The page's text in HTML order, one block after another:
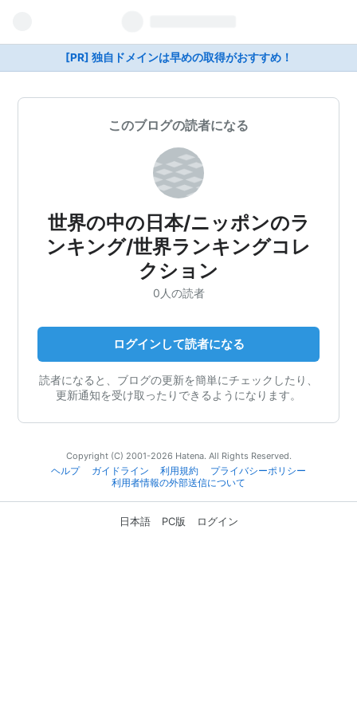
[PR] 独自ドメインは早めの取得がおすすめ！
このブログの読者になる
世界の中の日本/ニッポンのラ
ンキング/世界ランキングコレ
クション
0人の読者
ログインして読者になる
読者になると、ブログの更新を簡単にチェックしたり、
更新通知を受け取ったりできるようになります。
Copyright (C) 2001-2026 Hatena. All Rights Reserved.
ヘルプ
ガイドライン 利用規約
プライバシーポリシー
利用者情報の外部送信について
日本語 PC版 ログイン